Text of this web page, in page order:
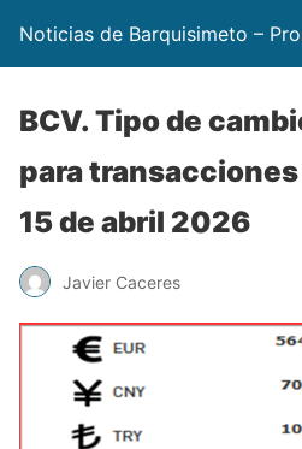
Noticias de Barquisimeto –
BCV. Tipo de
para
15 de abril 2026
Javier Caceres